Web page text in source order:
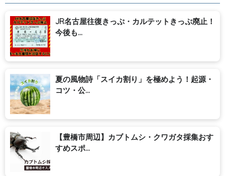
JR名古屋往復きっぷ・カルテットきっぷ廃止！
今後も...
夏の風物詩「スイカ割り」を極めよう！起源・
コツ・公...
【豊橋市周辺】カブトムシ・クワガタ採集おす
すめスポ...